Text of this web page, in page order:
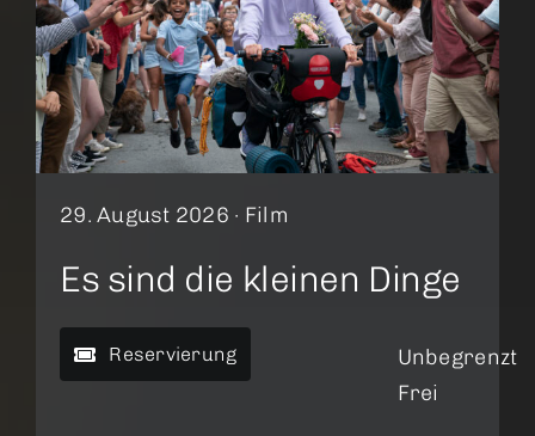
29. August 2026 · Film
Es sind die kleinen Dinge
Reservierung
Unbegrenzt
Frei